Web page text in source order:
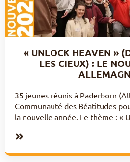
« UNLOCK HEAVEN »
LES CIEUX) : LE
35 jeunes réunis à Paderborn
Communauté des Béatitudes
la nouvelle année. Le thème : «